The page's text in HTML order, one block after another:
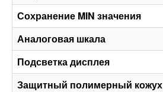
Сохранение MIN значения
Аналоговая шкала
Подсветка дисплея
Защитный полимерный кожух